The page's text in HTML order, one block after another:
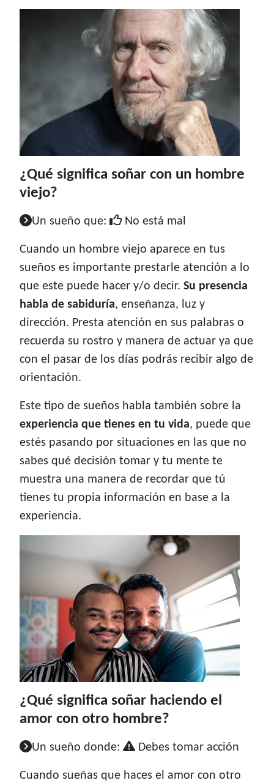
¿Qué significa soñar con un hombre
viejo?
Un sueño que: No está mal
Cuando un hombre viejo aparece en tus
sueños es importante prestarle atención a lo
que este puede hacer y/o decir. Su presencia
habla de sabiduría, enseñanza, luz y
dirección. Presta atención en sus palabras o
recuerda su rostro y manera de actuar ya que
con el pasar de los días podrás recibir algo de
orientación.
Este tipo de sueños habla también sobre la
experiencia que tienes en tu vida, puede que
estés pasando por situaciones en las que no
sabes qué decisión tomar y tu mente te
muestra una manera de recordar que tú
tienes tu propia información en base a la
experiencia.
¿Qué significa soñar haciendo el
amor con otro hombre?
Un sueño donde: Debes tomar acción
Cuando sueñas que haces el amor con otro